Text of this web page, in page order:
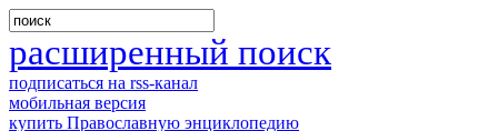
расширенный поиск
подписаться на rss-канал
мобильная версия
купить Православную энциклопедию